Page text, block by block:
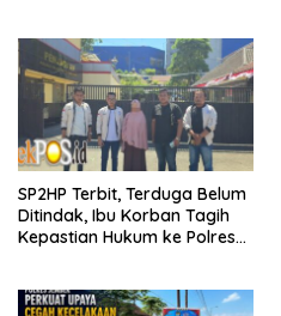
SP2HP Terbit, Terduga Belum
Ditindak, Ibu Korban Tagih
Kepastian Hukum ke Polres